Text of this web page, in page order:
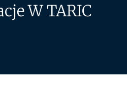
W TARIC